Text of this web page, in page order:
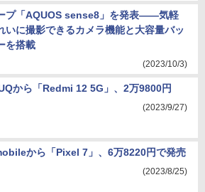
プ「AQUOS sense8」を発表――気軽
いに撮影できるカメラ機能と大容量バッ
を搭載
(2023/10/3)
から「Redmi 12 5G」、2万9800円
(2023/9/27)
から「Pixel 7」、6万8220円で発売
(2023/8/25)